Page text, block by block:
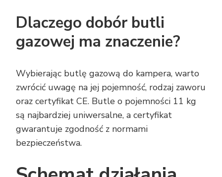
Dlaczego dobór butli
gazowej ma znaczenie?
Wybierając butlę gazową do kampera, warto
zwrócić uwagę na jej pojemność, rodzaj zaworu
oraz certyfikat CE. Butle o pojemności 11 kg
są najbardziej uniwersalne, a certyfikat
gwarantuje zgodność z normami
bezpieczeństwa.